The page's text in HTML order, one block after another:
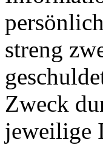
streng
Zweck
jeweilige